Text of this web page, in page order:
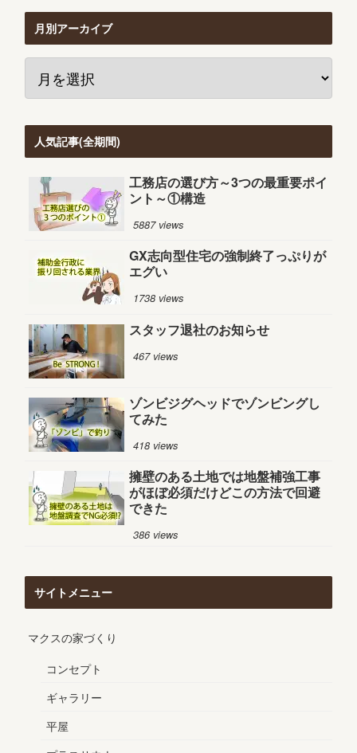
月別アーカイブ
人気記事(全期間)
工務店の選び方～3つの最重要ポイ
ント～①構造
5887 views
GX志向型住宅の強制終了っぷりが
エグい
1738 views
スタッフ退社のお知らせ
467 views
ゾンビジグヘッドでゾンビングし
てみた
418 views
擁壁のある土地では地盤補強工事
がほぼ必須だけどこの方法で回避
できた
386 views
サイトメニュー
マクスの家づくり
コンセプト
ギャラリー
平屋